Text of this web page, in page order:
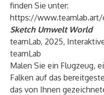
finden Sie unter:
https://
Sketch Umwelt World
teamLab, 2025,
teamLab
Malen Sie ein Flugzeug,
Falken auf das
das von Ihnen